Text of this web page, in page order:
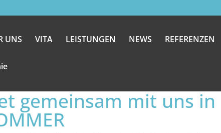
UNS VITA LEISTUNGEN NEWS REFERENZEN
gemeinsam mit uns in